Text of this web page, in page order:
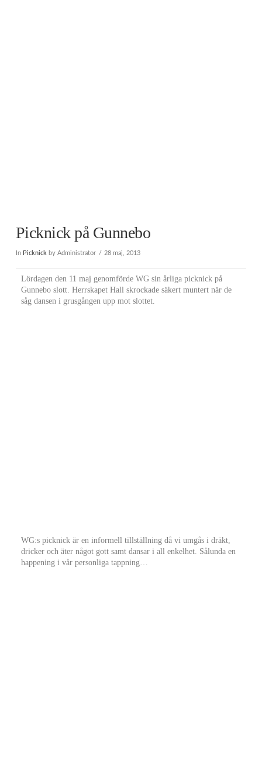
Picknick på Gunnebo
In Picknick by Administrator 28 maj, 2013
Lördagen den 11 maj genomförde WG sin årliga picknick på
Gunnebo slott. Herrskapet Hall skrockade säkert muntert när de
såg dansen i grusgången upp mot slottet.
WG:s picknick är en informell tillställning då vi umgås i dräkt,
dricker och äter något gott samt dansar i all enkelhet. Sålunda en
happening i vår personliga tappning…